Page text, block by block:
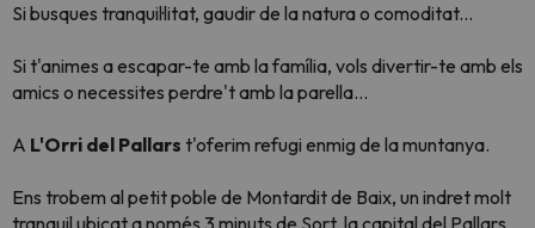
Si busques tranquil·litat, gaudir de la natura o comoditat...
Si t'animes a escapar-te amb la família, vols divertir-te amb els
amics o necessites perdre't amb la parella...
A L'Orri del Pallars t'oferim refugi enmig de la muntanya.
Ens trobem al petit poble de Montardit de Baix, un indret molt
tranquil ubicat a només 3 minuts de Sort, la capital del Pallars